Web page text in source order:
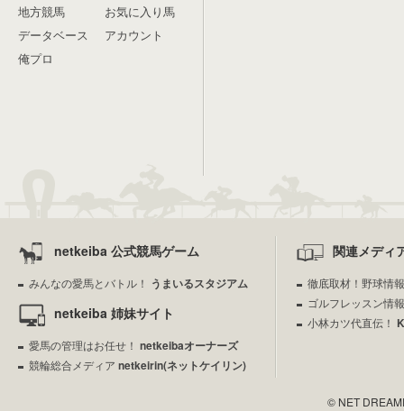
地方競馬
データベース
俺プロ
お気に入り馬
アカウント
netkeiba 公式競馬ゲーム
みんなの愛馬とバトル！ うまいるスタジアム
netkeiba 姉妹サイト
愛馬の管理はお任せ！ netkeibaオーナーズ
競輪総合メディア netkeirin(ネットケイリン)
関連メディ
徹底取材！野球情
ゴルフレッスン情
小林カツ代直伝！
© NET